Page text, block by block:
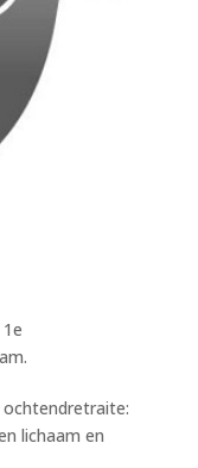
lichaam en